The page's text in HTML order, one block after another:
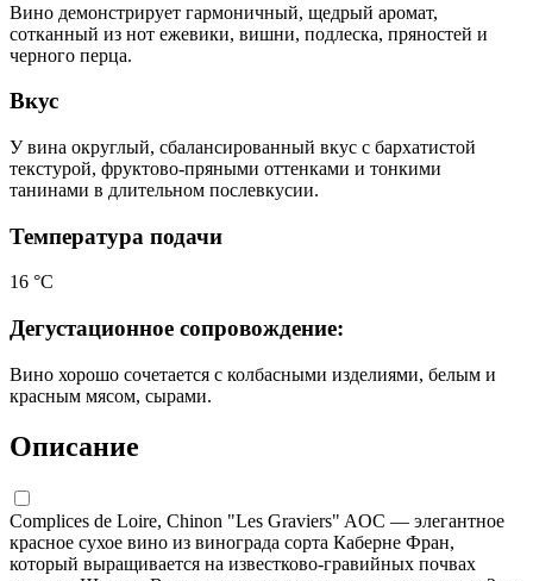
Вино демонстрирует гармоничный, щедрый аромат,
сотканный из нот ежевики, вишни, подлеска, пряностей и
черного перца.
Вкус
У вина округлый, сбалансированный вкус с бархатистой
текстурой, фруктово-пряными оттенками и тонкими
танинами в длительном послевкусии.
Температура подачи
16 °С
Дегустационное сопровождение:
Вино хорошо сочетается с колбасными изделиями, белым и
красным мясом, сырами.
Описание
Complices de Loire, Chinon "Les Graviers" AOC — элегантное
красное сухое вино из винограда сорта Каберне Фран,
который выращивается на известково-гравийных почвах